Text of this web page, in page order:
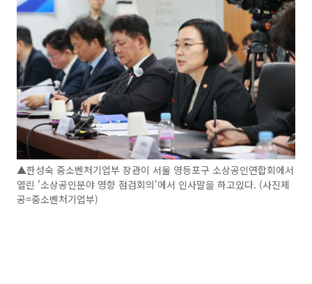
▲한성숙 중소벤처기업부 장관이 서울 영등포구 소상공인연합회에서
열린 '소상공인분야 영향 점검회의'에서 인사말을 하고있다. (사진제
공=중소벤처기업부)